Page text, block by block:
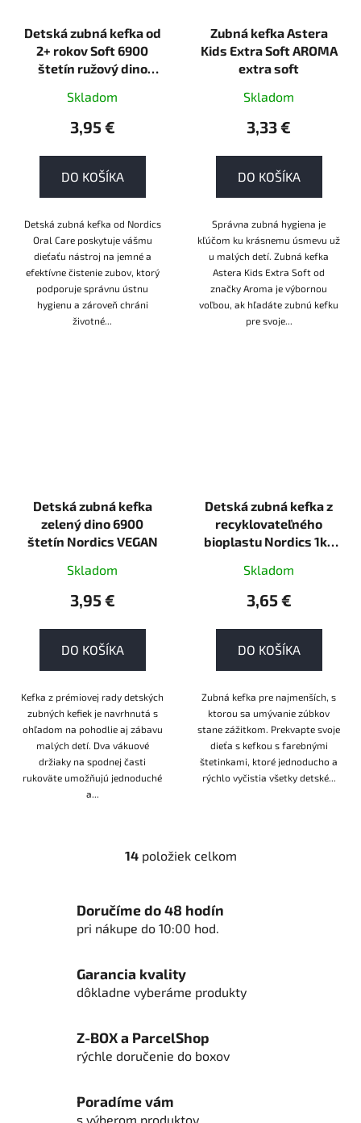
Detská zubná kefka od
2+ rokov Soft 6900
štetín ružový dino
Skladom
3,95 €
DO KOŠÍKA
Detská zubná kefka od Nordics
Oral Care poskytuje vášmu
dieťaťu nástroj na jemné a
efektívne čistenie zubov, ktorý
podporuje správnu ústnu
hygienu a zároveň chráni
životné...
Zubná kefka Astera
Kids Extra Soft AROMA
extra soft
Skladom
3,33 €
DO KOŠÍKA
Správna zubná hygiena je
kľúčom ku krásnemu úsmevu už
u malých detí. Zubná kefka
Astera Kids Extra Soft od
značky Aroma je výbornou
voľbou, ak hľadáte zubnú kefku
pre svoje...
Detská zubná kefka
zelený dino 6900
štetín Nordics VEGAN
Skladom
3,95 €
DO KOŠÍKA
Kefka z prémiovej rady detských
zubných kefiek je navrhnutá s
ohľadom na pohodlie aj zábavu
malých detí. Dva vákuové
držiaky na spodnej časti
rukoväte umožňujú jednoduché
a...
Detská zubná kefka z
recyklovateľného
bioplastu Nordics 1ks
Skladom
3,65 €
DO KOŠÍKA
Zubná kefka pre najmenších, s
ktorou sa umývanie zúbkov
stane zážitkom. Prekvapte svoje
dieťa s kefkou s farebnými
štetinkami, ktoré jednoducho a
rýchlo vyčistia všetky detské...
O
á
d
c
i
r
v
v
14položiek celkom
Doručíme do 48 hodín
pri nákupe do 10:00 hod.
Garancia kvality
dôkladne vyberáme produkty
Z-BOX a ParcelShop
rýchle doručenie do boxov
Poradíme vám
s výberom produktov